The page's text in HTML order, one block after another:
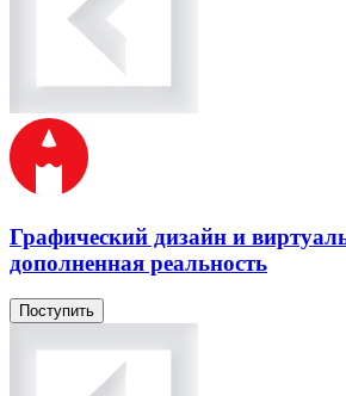
Графический дизайн и
дополненная реальность
Поступить